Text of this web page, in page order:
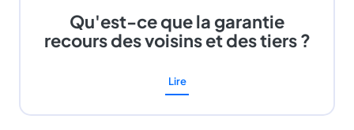
Qu'est-ce que la garantie
recours des voisins et des tiers ?
Lire